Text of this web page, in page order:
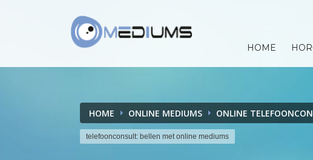
HOME
HOME ONLINE MEDIUMS ONLINE
telefoonconsult: bellen met online mediums